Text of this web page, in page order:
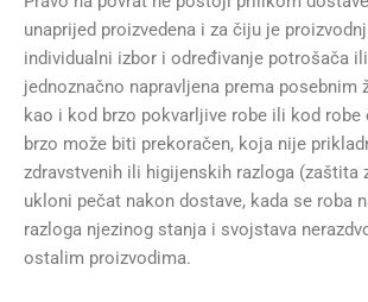
unaprijed proizvedena i za čiju je
individualni izbor i određivanje potrošača
jednoznačno napravljena prema posebnim
kao i kod brzo pokvarljive robe ili kod
brzo može biti prekoračen, koja nije
zdravstvenih ili higijenskih razloga (zaštita
ukloni pečat nakon dostave, kada se roba
razloga njezinog stanja i svojstava
ostalim proizvodima.